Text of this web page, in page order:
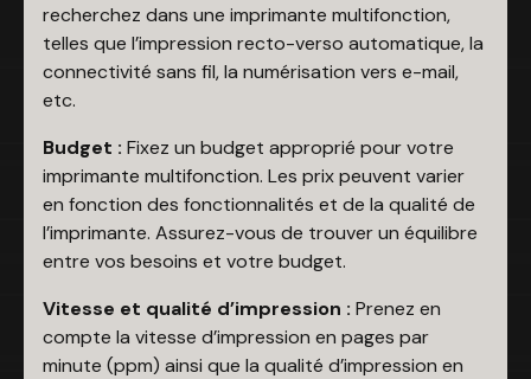
recherchez dans une imprimante multifonction,
telles que l’impression recto-verso automatique, la
connectivité sans fil, la numérisation vers e-mail,
etc.
Budget : Fixez un budget approprié pour votre
imprimante multifonction. Les prix peuvent varier
en fonction des fonctionnalités et de la qualité de
l’imprimante. Assurez-vous de trouver un équilibre
entre vos besoins et votre budget.
Vitesse et qualité d’impression : Prenez en
compte la vitesse d’impression en pages par
minute (ppm) ainsi que la qualité d’impression en